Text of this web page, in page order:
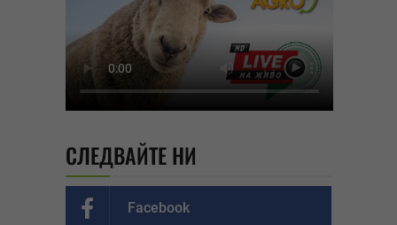
СЛЕДВАЙТЕ НИ
Facebook